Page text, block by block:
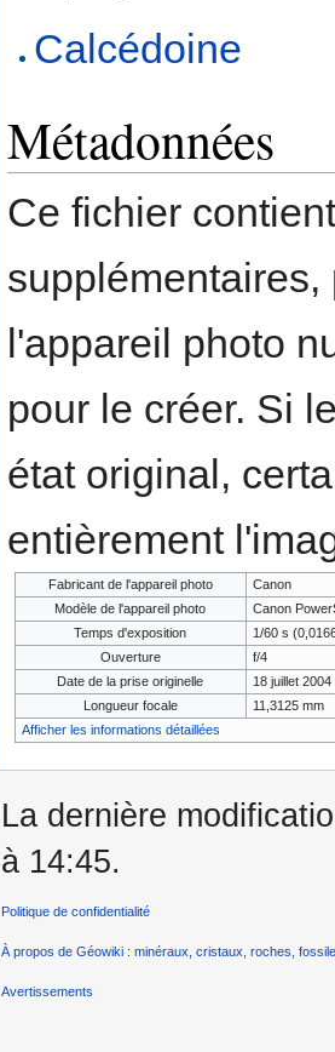
Calcédoine
Métadonnées
Ce fichier
l'appareil photo
pour le créer. Si
état original,
entièrement
Fabricant de l'appareil photo
Canon
Modèle de l'appareil photo
Canon
Temps d'exposition
1/60 s
Ouverture
f/4
Date de la prise originelle
18 juillet
Longueur focale
11,3125 mm
Afficher les informations détaillées
La dernière
à 14:45.
Politique de confidentialité
À propos de Géowiki : minéraux, cristaux, roches,
Avertissements